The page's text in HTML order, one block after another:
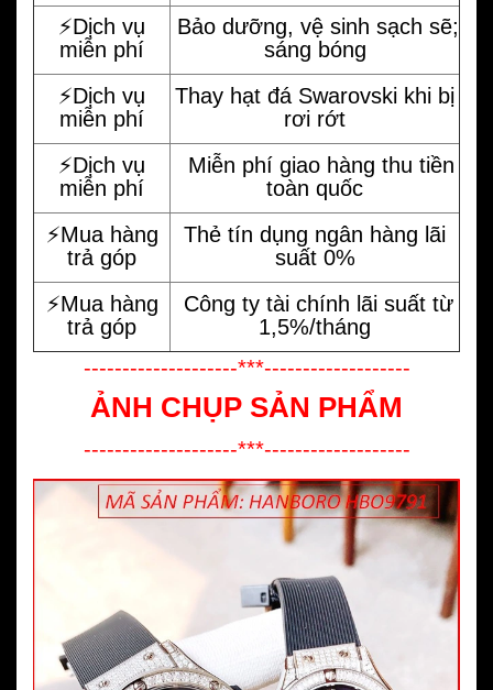
⚡️Dịch vụ
miễn phí
Bảo dưỡng, vệ sinh sạch sẽ;
sáng bóng
⚡️Dịch vụ
miễn phí
Thay hạt đá Swarovski khi bị
rơi rớt
⚡️Dịch vụ
miễn phí
Miễn phí giao hàng thu tiền
toàn quốc
⚡️Mua hàng
trả góp
Thẻ tín dụng ngân hàng lãi
suất 0%
⚡️Mua hàng
trả góp
Công ty tài chính lãi suất từ
1,5%/tháng
--------------------***-------------------
ẢNH CHỤP SẢN PHẨM
--------------------***-------------------